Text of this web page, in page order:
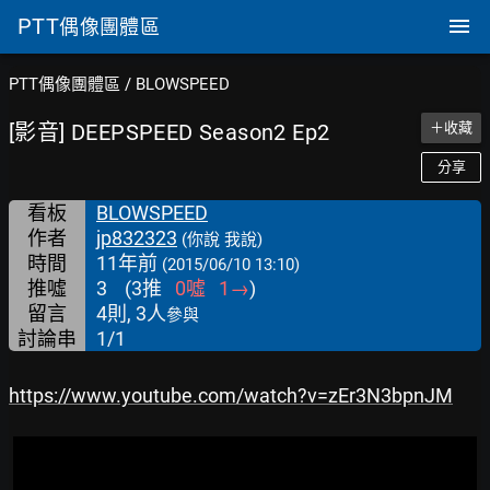
PTT偶像團體區
PTT偶像團體區 / BLOWSPEED
[影音] DEEPSPEED Season2 Ep2 ＋收藏
分享
看板
BLOWSPEED
作者
jp832323 (你說 我說)
時間 11年前 (2015/06/10 13:10)
推噓 3 (3推 0噓 1 →)
留言
4則, 3人參與
討論串 1/1
https://www.youtube.com/watch?v=zEr3N3bpnJM